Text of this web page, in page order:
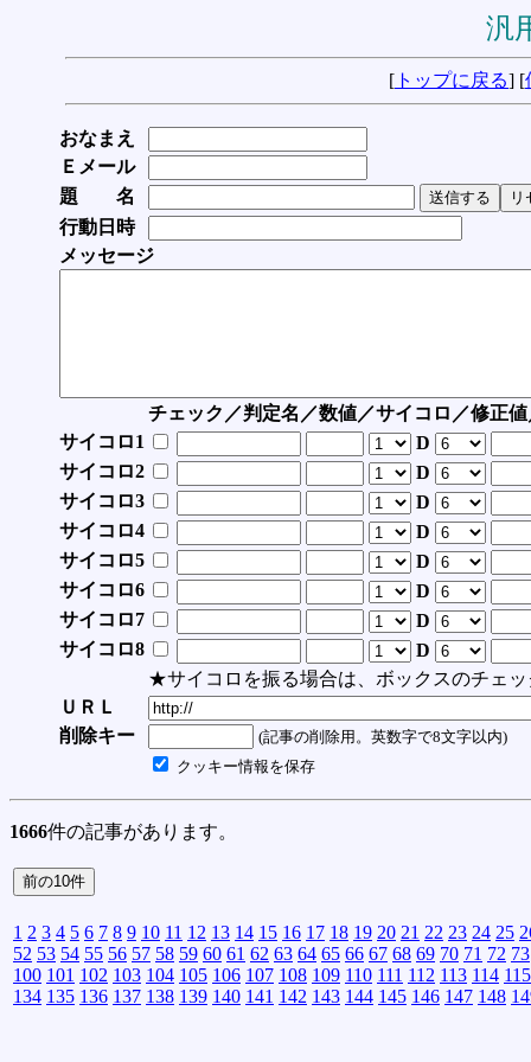
汎
[ トップに戻る] [
おなまえ
Ｅメール
題 名
行動日時
メッセージ
チェック／判定名／数値／サイコロ／修正
サイコロ1
D
サイコロ2
D
サイコロ3
D
サイコロ4
D
サイコロ5
D
サイコロ6
D
サイコロ7
D
サイコロ8
D
★サイコロを振る場合は、ボックスのチェッ
ＵＲＬ
削除キー
(記事の削除用。英数字で8文字以内)
クッキー情報を保存
1666件の記事があります。
1 2 3 4 5 6 7 8 9 10 11 12 13 14 15 16 17 18 19 20 21 22 23 24 25
52 53 54 55 56 57 58 59 60 61 62 63 64 65 66 67 68 69 70 71 72 73
100 101 102 103 104 105 106 107 108 109 110 111 112 113 114 115
134 135 136 137 138 139 140 141 142 143 144 145 146 147 148